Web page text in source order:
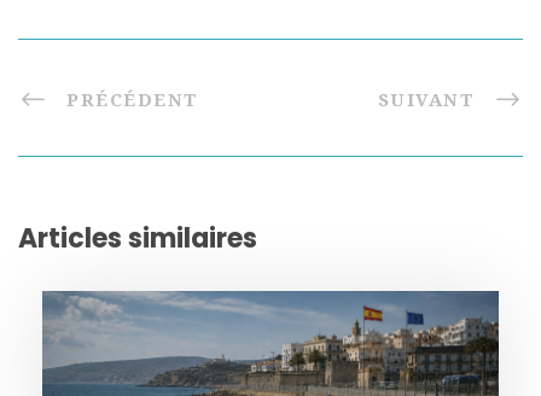
PRÉCÉDENT SUIVANT
Articles similaires